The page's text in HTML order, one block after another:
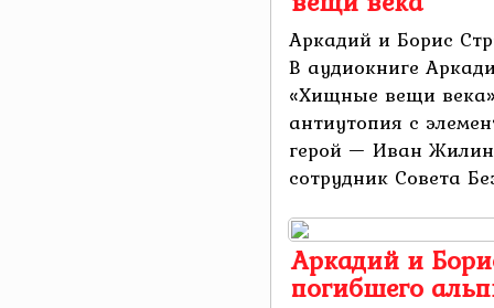
Аркадий и Борис
В аудиокниге
«Хищные вещи
антиутопия с
герой — Иван
сотрудник Совета
Аркадий и
погибшего